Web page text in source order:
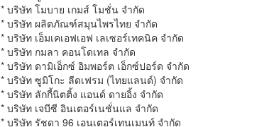
* บริษัท โมบาย เกมส์ โมชั่น จำกัด
* บริษัท ผลิตภัณฑ์สมุนไพรไทย จำกัด
* บริษัท เอ็มเคเอฟเอฟ เลเซอร์เทคนิค จำกัด
* บริษัท กมลา คอนโดเทล จำกัด
* บริษัท ดามิเอ็กซ์ อิมพอร์ต เอ็กซ์ปอร์ด จำกัด
* บริษัท ซูมิโกะ ลีดเฟรม (ไทยแลนด์) จำกัด
* บริษัท ลักกี้นิตติ้ง แอนด์ ดายอิ้ง จำกัด
* บริษัท เจบีซี อินเตอร์เนชั่นแล จำกัด
* บริษัท รัชดา 96 เอนเตอร์เทนเมนท์ จำกัด